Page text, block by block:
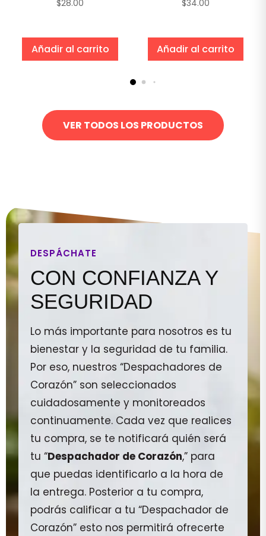
$28.00
Añadir al carrito
$34.00
Añadir al carrito
VER TODOS LOS PRODUCTOS
DESPÁCHATE
CON CONFIANZA Y
SEGURIDAD
Lo más importante para nosotros es tu
bienestar y la seguridad de tu familia.
Por eso, nuestros “Despachadores de
Corazón” son seleccionados
cuidadosamente y monitoreados
continuamente. Cada vez que realices
tu compra, se te notificará quién será
tu “Despachador de Corazón,” para
que puedas identificarlo a la hora de
la entrega. Posterior a tu compra,
podrás calificar a tu “Despachador de
Corazón” esto nos permitirá ofrecerte